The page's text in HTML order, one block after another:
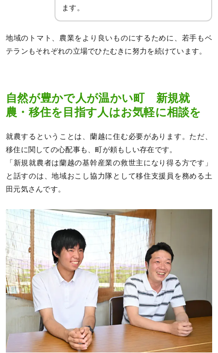
ます。
地域のトマト、農業をより良いものにするために、若手もベ
テランもそれぞれの立場でひたむきに努力を続けています。
自然が豊かで人が温かい町 新規就
農・移住を目指す人はお気軽に相談を
就農するということは、蘭越に住む必要があります。ただ、
移住に関しての心配事も、町が頼もしい存在です。
「新規就農者は蘭越の基幹産業の救世主になり得る方です」
と話すのは、地域おこし協力隊として移住支援員を務める土
田元気さんです。